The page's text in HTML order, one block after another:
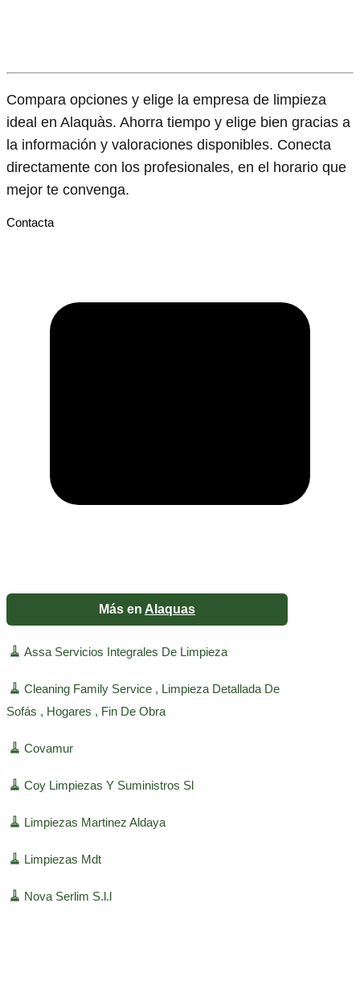
Compara opciones y elige la empresa de limpieza
ideal en Alaquàs. Ahorra tiempo y elige bien gracias a
la información y valoraciones disponibles. Conecta
directamente con los profesionales, en el horario que
mejor te convenga.
Contacta
Más en Alaquas
🧹 Assa Servicios Integrales De Limpieza
🧹 Cleaning Family Service , Limpieza Detallada De
Sofás , Hogares , Fin De Obra
🧹 Covamur
🧹 Coy Limpiezas Y Suministros Sl
🧹 Limpiezas Martinez Aldaya
🧹 Limpiezas Mdt
🧹 Nova Serlim S.l.l